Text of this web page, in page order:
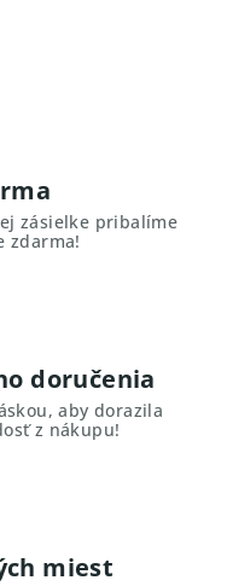
zásielke pribalíme
zdarma!
doručenia
aby dorazila
z nákupu!
miest